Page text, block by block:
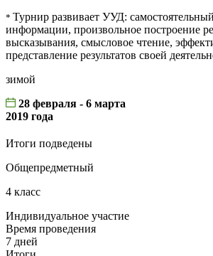
* Турнир развивает УУД:
информации, произвольное построение
высказывания, смысловое чтение,
представление результатов своей
зимой
28 февраля - 6 марта
2019 года
Итоги подведены
Общепредметный
4 класс
Индивидуальное участие
Время проведения
7 дней